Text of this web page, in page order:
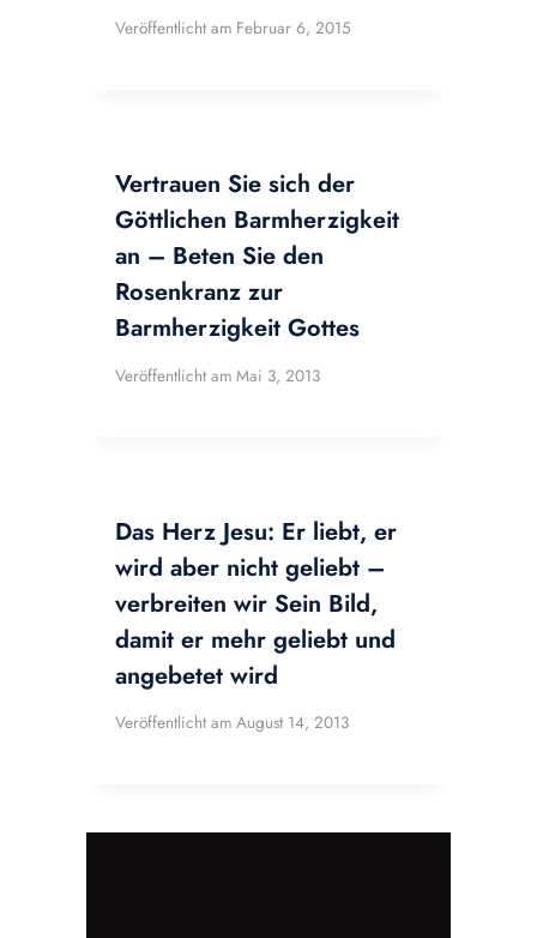
Veröffentlicht am Februar 6, 2015
Vertrauen Sie sich der
Göttlichen Barmherzigkeit
an – Beten Sie den
Rosenkranz zur
Barmherzigkeit Gottes
Veröffentlicht am Mai 3, 2013
Das Herz Jesu: Er liebt, er
wird aber nicht geliebt –
verbreiten wir Sein Bild,
damit er mehr geliebt und
angebetet wird
Veröffentlicht am August 14, 2013